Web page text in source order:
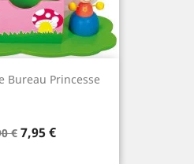
Bureau Princesse
€ Prix
7,95 €